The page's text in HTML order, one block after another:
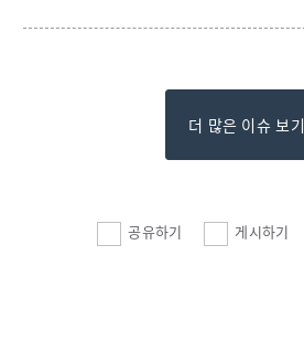
더 많은 이슈 보기
공유하기 게시하기